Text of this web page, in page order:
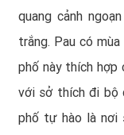
quang cảnh
trắng. Pau có
phố này thích hợp
với sở thích đi bộ
phố tự hào là nơi